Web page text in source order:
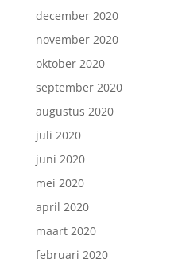
december 2020
november 2020
oktober 2020
september 2020
augustus 2020
juli 2020
juni 2020
mei 2020
april 2020
maart 2020
februari 2020